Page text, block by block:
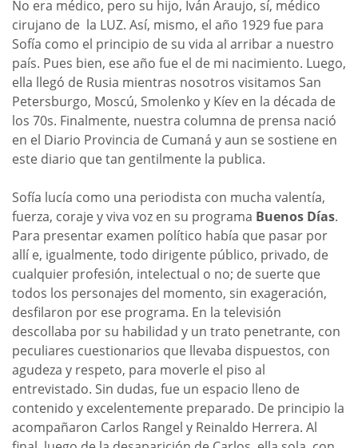
No era médico, pero su hijo, Iván Araujo, sí, médico
cirujano de la LUZ. Así, mismo, el año 1929 fue para
Sofía como el principio de su vida al arribar a nuestro
país. Pues bien, ese año fue el de mi nacimiento. Luego,
ella llegó de Rusia mientras nosotros visitamos San
Petersburgo, Moscú, Smolenko y Kíev en la década de
los 70s. Finalmente, nuestra columna de prensa nació
en el Diario Provincia de Cumaná y aun se sostiene en
este diario que tan gentilmente la publica.
Sofía lucía como una periodista con mucha valentía,
fuerza, coraje y viva voz en su programa Buenos Días.
Para presentar examen político había que pasar por
allí e, igualmente, todo dirigente público, privado, de
cualquier profesión, intelectual o no; de suerte que
todos los personajes del momento, sin exageración,
desfilaron por ese programa. En la televisión
descollaba por su habilidad y un trato penetrante, con
peculiares cuestionarios que llevaba dispuestos, con
agudeza y respeto, para moverle el piso al
entrevistado. Sin dudas, fue un espacio lleno de
contenido y excelentemente preparado. De principio la
acompañaron Carlos Rangel y Reinaldo Herrera. Al